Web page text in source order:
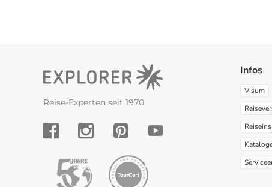
Reise-Experten seit 1970
Infos
Visum